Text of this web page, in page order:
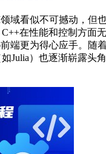
域看似不可撼动，但
在性能和控制方面
前端更为得心应手。随
Julia）也逐渐崭露头